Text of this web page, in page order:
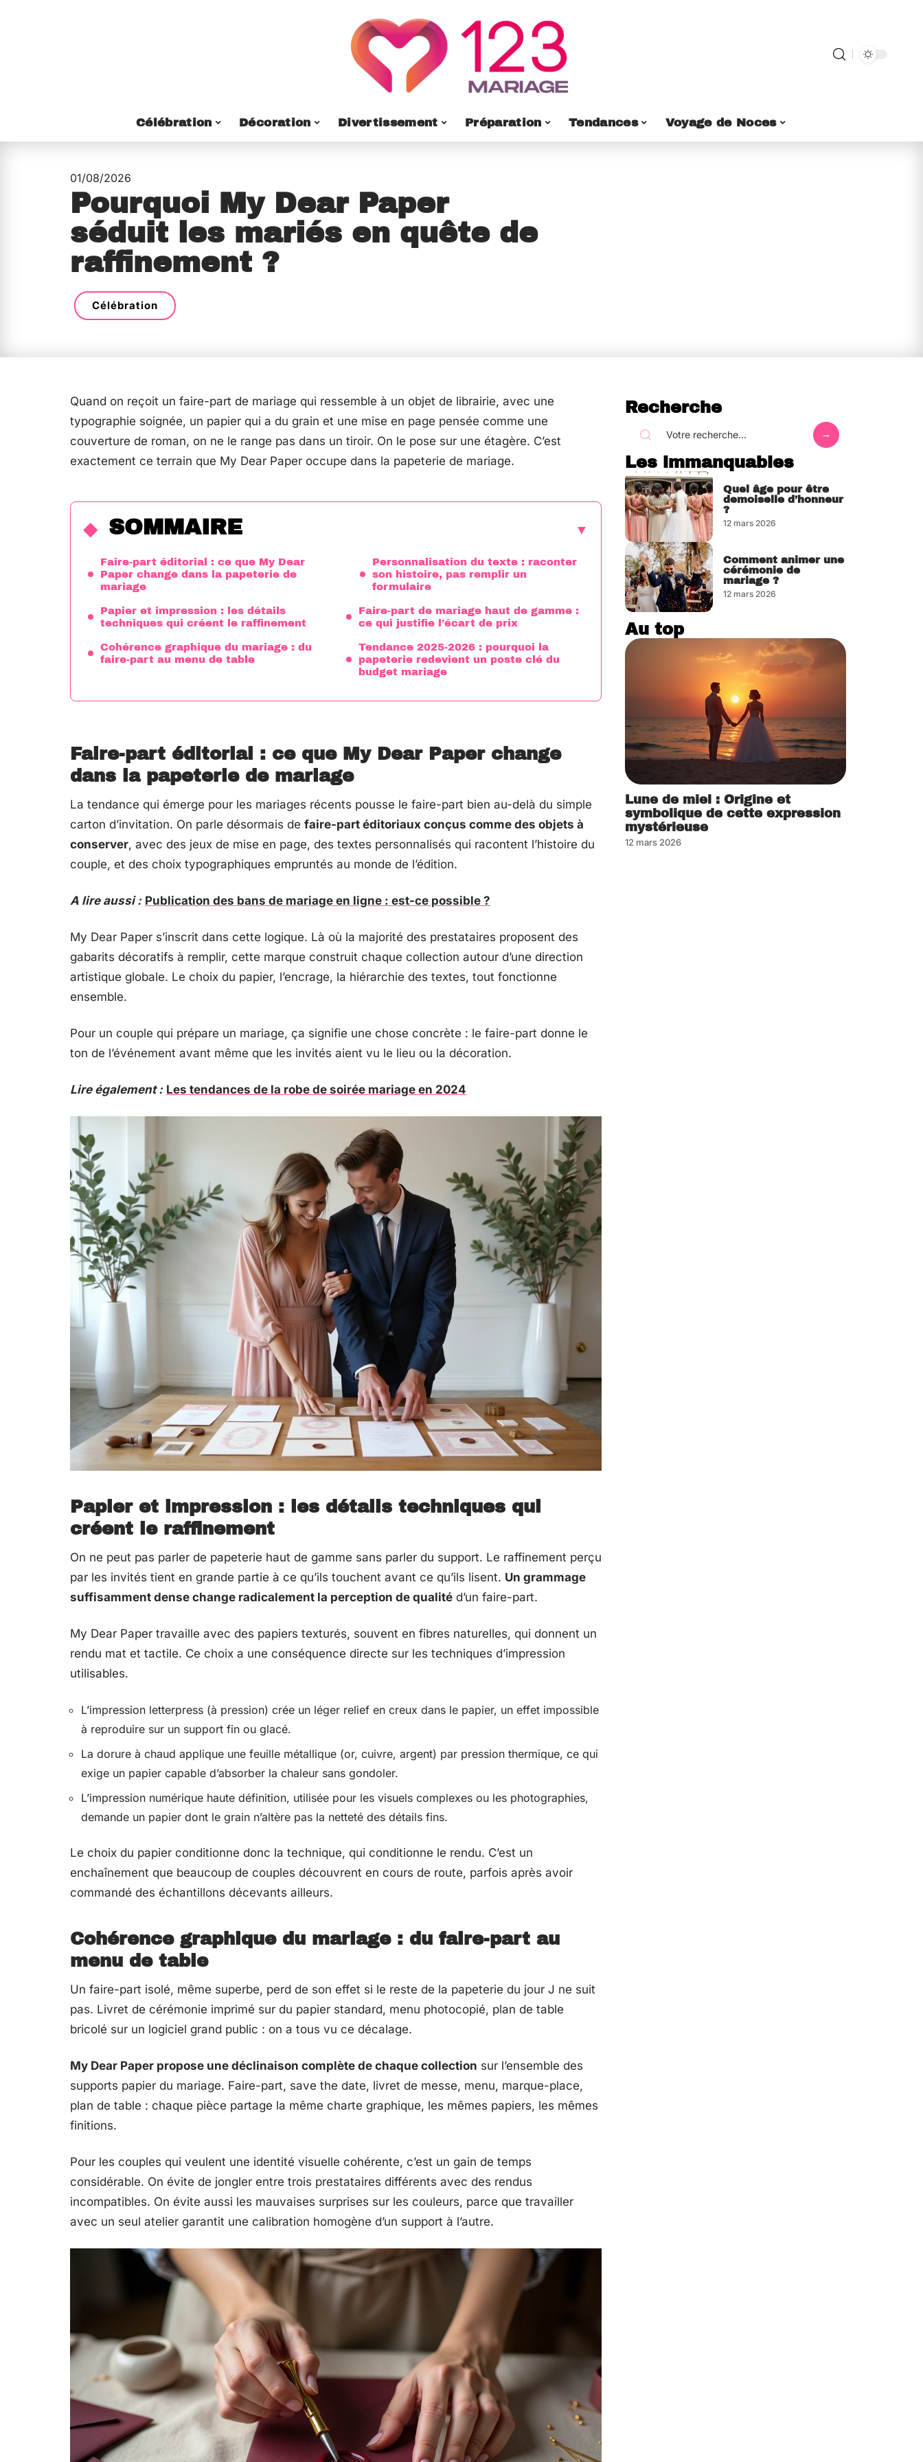
Célébration Décoration Divertissement Préparation Tendances Voyage de Noces
01/08/2026
Pourquoi My Dear Paper
séduit les mariés en quête de
raffinement ?
Célébration
Quand on reçoit un faire-part de mariage qui ressemble à un objet de librairie, avec une
typographie soignée, un papier qui a du grain et une mise en page pensée comme une
couverture de roman, on ne le range pas dans un tiroir. On le pose sur une étagère. C’est
exactement ce terrain que My Dear Paper occupe dans la papeterie de mariage.
SOMMAIRE
Faire-part éditorial : ce que My Dear
Paper change dans la papeterie de
mariage
Papier et impression : les détails
techniques qui créent le raffinement
Cohérence graphique du mariage : du
faire-part au menu de table
Personnalisation du texte : raconter
son histoire, pas remplir un
formulaire
Faire-part de mariage haut de gamme :
ce qui justifie l’écart de prix
Tendance 2025-2026 : pourquoi la
papeterie redevient un poste clé du
budget mariage
Faire-part éditorial : ce que My Dear Paper change
dans la papeterie de mariage
La tendance qui émerge pour les mariages récents pousse le faire-part bien au-delà du simple
carton d’invitation. On parle désormais de faire-part éditoriaux conçus comme des objets à
conserver, avec des jeux de mise en page, des textes personnalisés qui racontent l’histoire du
couple, et des choix typographiques empruntés au monde de l’édition.
A lire aussi : Publication des bans de mariage en ligne : est-ce possible ?
My Dear Paper s’inscrit dans cette logique. Là où la majorité des prestataires proposent des
gabarits décoratifs à remplir, cette marque construit chaque collection autour d’une direction
artistique globale. Le choix du papier, l’encrage, la hiérarchie des textes, tout fonctionne
ensemble.
Pour un couple qui prépare un mariage, ça signifie une chose concrète : le faire-part donne le
ton de l’événement avant même que les invités aient vu le lieu ou la décoration.
Lire également : Les tendances de la robe de soirée mariage en 2024
Papier et impression : les détails techniques qui
créent le raffinement
On ne peut pas parler de papeterie haut de gamme sans parler du support. Le raffinement perçu
par les invités tient en grande partie à ce qu’ils touchent avant ce qu’ils lisent. Un grammage
suffisamment dense change radicalement la perception de qualité d’un faire-part.
My Dear Paper travaille avec des papiers texturés, souvent en fibres naturelles, qui donnent un
rendu mat et tactile. Ce choix a une conséquence directe sur les techniques d’impression
utilisables.
L’impression letterpress (à pression) crée un léger relief en creux dans le papier, un effet impossible
à reproduire sur un support fin ou glacé.
La dorure à chaud applique une feuille métallique (or, cuivre, argent) par pression thermique, ce qui
exige un papier capable d’absorber la chaleur sans gondoler.
L’impression numérique haute définition, utilisée pour les visuels complexes ou les photographies,
demande un papier dont le grain n’altère pas la netteté des détails fins.
Le choix du papier conditionne donc la technique, qui conditionne le rendu. C’est un
enchaînement que beaucoup de couples découvrent en cours de route, parfois après avoir
commandé des échantillons décevants ailleurs.
Cohérence graphique du mariage : du faire-part au
menu de table
Un faire-part isolé, même superbe, perd de son effet si le reste de la papeterie du jour J ne suit
pas. Livret de cérémonie imprimé sur du papier standard, menu photocopié, plan de table
bricolé sur un logiciel grand public : on a tous vu ce décalage.
My Dear Paper propose une déclinaison complète de chaque collection sur l’ensemble des
supports papier du mariage. Faire-part, save the date, livret de messe, menu, marque-place,
plan de table : chaque pièce partage la même charte graphique, les mêmes papiers, les mêmes
finitions.
Pour les couples qui veulent une identité visuelle cohérente, c’est un gain de temps
considérable. On évite de jongler entre trois prestataires différents avec des rendus
incompatibles. On évite aussi les mauvaises surprises sur les couleurs, parce que travailler
avec un seul atelier garantit une calibration homogène d’un support à l’autre.
Recherche
Les immanquables
Quel âge pour être
demoiselle d’honneur
?
12 mars 2026
Comment animer une
cérémonie de
mariage ?
12 mars 2026
Au top
Lune de miel : Origine et
symbolique de cette expression
mystérieuse
12 mars 2026